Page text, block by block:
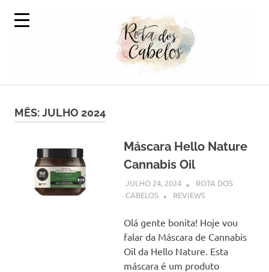
Rota
dos
Cabelos
Mundo
Capilares
MÊS:JULHO 2024
Máscara Hello Nature
Cannabis Oil
JULHO 24, 2024
ROTA DOS
CABELOS
REVIEWS
Olá gente bonita! Hoje vou
falar da Máscara de Cannabis
Oil da Hello Nature. Esta
máscara é um produto